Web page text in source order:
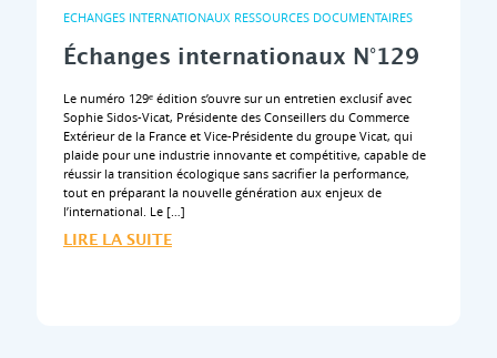
ECHANGES INTERNATIONAUX RESSOURCES DOCUMENTAIRES
Échanges internationaux N°129
Le numéro 129ᵉ édition s’ouvre sur un entretien exclusif avec
Sophie Sidos-Vicat, Présidente des Conseillers du Commerce
Extérieur de la France et Vice-Présidente du groupe Vicat, qui
plaide pour une industrie innovante et compétitive, capable de
réussir la transition écologique sans sacrifier la performance,
tout en préparant la nouvelle génération aux enjeux de
l’international. Le […]
LIRE LA SUITE